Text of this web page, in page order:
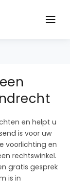
en helpt u
is voor uw
voorlichting en
rechtswinkel.
gratis gesprek
is in